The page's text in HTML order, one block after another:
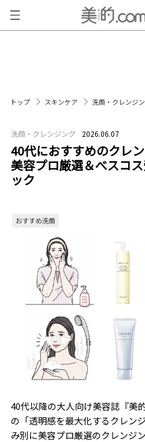
トップ スキンケア 洗顔・クレンジ
洗顔・クレンジング 2026.06.07
40代におすすめのクレ
美容プロ厳選＆べスコ
ック
おすすめ洗顔
40代以降の大人向け美容誌『美
の「透明感を最大化するクレン
み別に美容プロ厳選のクレンジ